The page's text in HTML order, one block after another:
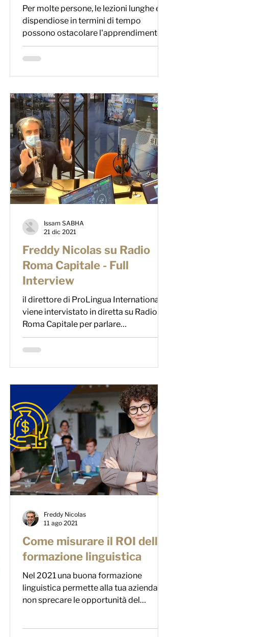
Per molte persone, le lezioni lunghe e
dispendiose in termini di tempo
possono ostacolare l'apprendimento
di una lingua in modo rapido ed...
Freddy Nicolas su Radio
Roma Capitale - Full
Interview
il direttore di ProLingua International
viene intervistato in diretta su Radio
Roma Capitale per parlare
dell'importanza della formazione...
Issam SABHA
21 dic 2021
Come misurare il ROI della
formazione linguistica
Nel 2021 una buona formazione
linguistica permette alla tua azienda di
non sprecare le opportunità del
Freddy Nicolas
11 ago 2021